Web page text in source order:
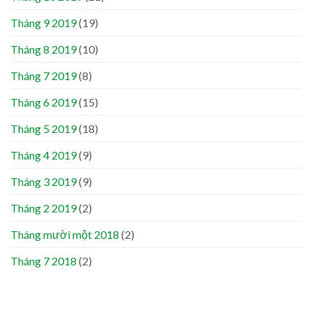
Tháng 9 2019(19)
Tháng 8 2019(10)
Tháng 7 2019(8)
Tháng 6 2019(15)
Tháng 5 2019(18)
Tháng 4 2019(9)
Tháng 3 2019(9)
Tháng 2 2019(2)
Tháng mười một 2018 (2)
Tháng 7 2018 (2)